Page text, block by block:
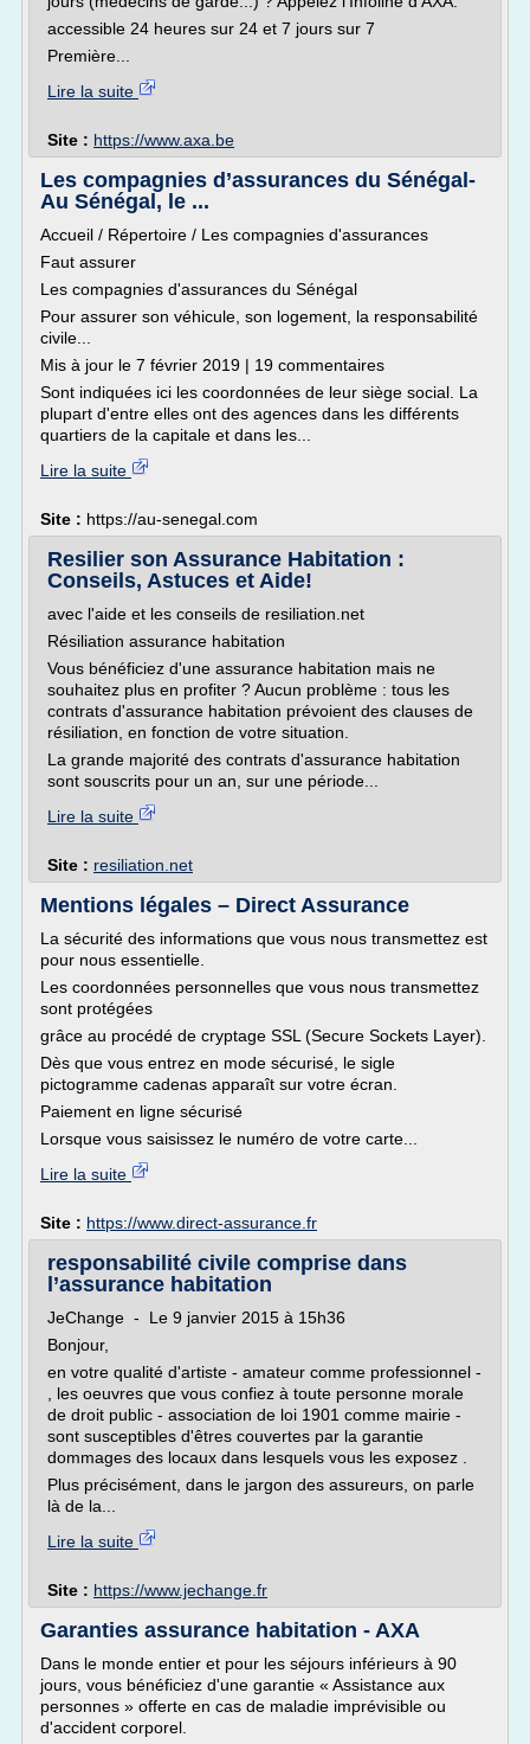
accessible 24 heures sur 24 et 7 jours sur 7
Première...
Lire la suite
Site : https://www.axa.be
Les compagnies d’assurances du Sénégal-
Au Sénégal, le ...
Accueil / Répertoire / Les compagnies d'assurances
Faut assurer
Les compagnies d'assurances du Sénégal
Pour assurer son véhicule, son logement, la responsabilité
civile...
Mis à jour le 7 février 2019 | 19 commentaires
Sont indiquées ici les coordonnées de leur siège social. La
plupart d'entre elles ont des agences dans les différents
quartiers de la capitale et dans les...
Lire la suite
Site : https://au-senegal.com
Resilier son Assurance Habitation :
Conseils, Astuces et Aide!
avec l'aide et les conseils de resiliation.net
Résiliation assurance habitation
Vous bénéficiez d'une assurance habitation mais ne
souhaitez plus en profiter ? Aucun problème : tous les
contrats d'assurance habitation prévoient des clauses de
résiliation, en fonction de votre situation.
La grande majorité des contrats d'assurance habitation
sont souscrits pour un an, sur une période...
Lire la suite
Site : resiliation.net
Mentions légales – Direct Assurance
La sécurité des informations que vous nous transmettez est
pour nous essentielle.
Les coordonnées personnelles que vous nous transmettez
sont protégées
grâce au procédé de cryptage SSL (Secure Sockets Layer).
Dès que vous entrez en mode sécurisé, le sigle
pictogramme cadenas apparaît sur votre écran.
Paiement en ligne sécurisé
Lorsque vous saisissez le numéro de votre carte...
Lire la suite
Site : https://www.direct-assurance.fr
responsabilité civile comprise dans
l’assurance habitation
JeChange - Le 9 janvier 2015 à 15h36
Bonjour,
en votre qualité d'artiste - amateur comme professionnel -
, les oeuvres que vous confiez à toute personne morale
de droit public - association de loi 1901 comme mairie -
sont susceptibles d'êtres couvertes par la garantie
dommages des locaux dans lesquels vous les exposez .
Plus précisément, dans le jargon des assureurs, on parle
là de la...
Lire la suite
Site : https://www.jechange.fr
Garanties assurance habitation - AXA
Dans le monde entier et pour les séjours inférieurs à 90
jours, vous bénéficiez d'une garantie « Assistance aux
personnes » offerte en cas de maladie imprévisible ou
d'accident corporel.